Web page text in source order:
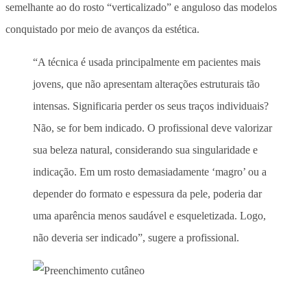
semelhante ao do rosto “verticalizado” e anguloso das modelos
conquistado por meio de avanços da estética.
“A técnica é usada principalmente em pacientes mais
jovens, que não apresentam alterações estruturais tão
intensas. Significaria perder os seus traços individuais?
Não, se for bem indicado. O profissional deve valorizar
sua beleza natural, considerando sua singularidade e
indicação. Em um rosto demasiadamente ‘magro’ ou a
depender do formato e espessura da pele, poderia dar
uma aparência menos saudável e esqueletizada. Logo,
não deveria ser indicado”, sugere a profissional.